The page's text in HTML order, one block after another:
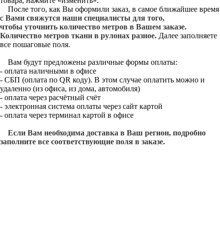
После того, как Вы оформили заказ, в самое ближайшее время
с Вами свяжутся наши специалисты для того,
чтобы уточнить количество метров в Вашем заказе.
Количество метров ткани в рулонах разное. Далее заполняете
все пошаговые поля.
Вам будут предложены различные формы оплаты:
- оплата наличными в офисе
- СБП (оплата по QR коду). В этом случае оплатить можно и
удаленно (из офиса, из дома, автомобиля)
- оплата через расчётный счёт
- электронная система оплаты через сайт картой
- оплата через терминал картой в офисе
Если Вам необходима доставка в Ваш регион, подробно
заполните все соответствующие поля в заказе.